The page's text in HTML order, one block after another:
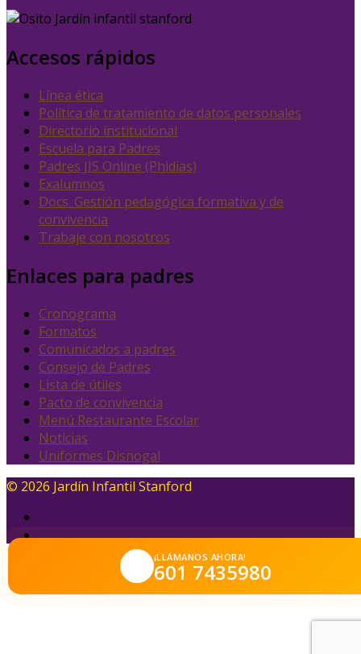
Accesos rápidos
Línea ética
Política de tratamiento de datos personales
Directorio institucional
Escuela para Padres
Padres JIS Online (Phidias)
Exalumnos
Docs. Gestión pedagógica formativa y de
convivencia
Trabaje con nosotros
Enlaces para padres
Cronograma
Formatos
Comunicados a padres
Consejo de Padres
Lista de útiles
Pacto de convivencia
Menú Restaurante Escolar
Noticias
Uniformes Disnogal
© 2026 Jardín Infantil Stanford
¡LLÁMANOS AHORA!
601 7435980